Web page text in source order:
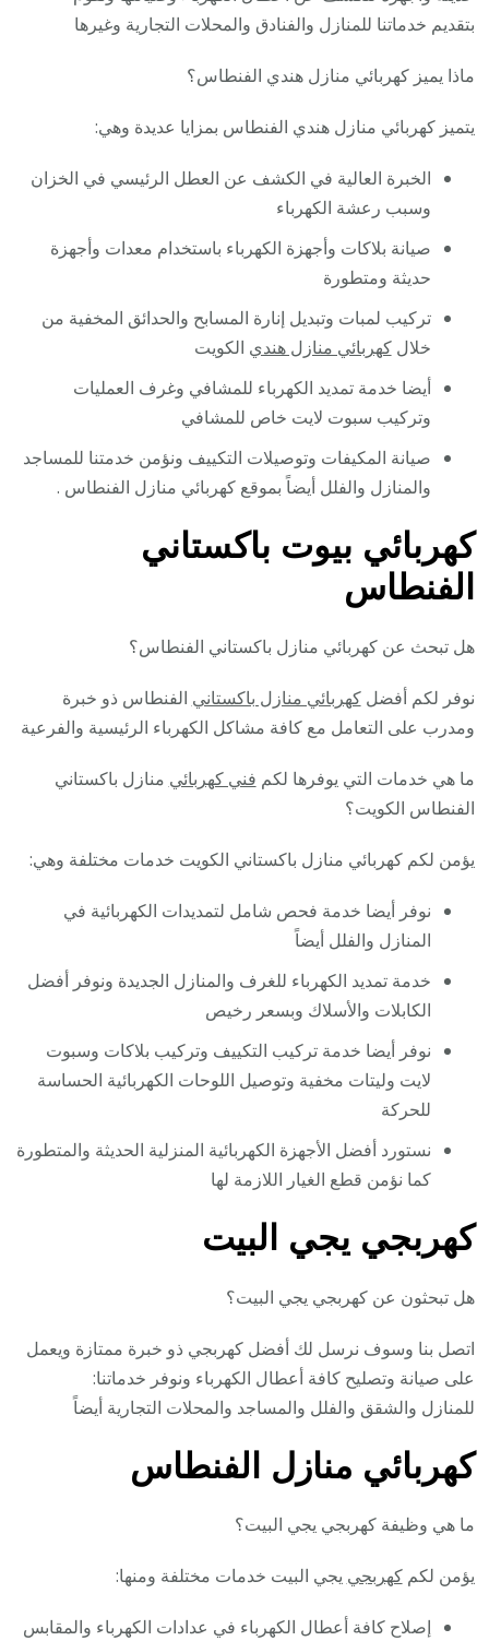
بتقديم خدماتنا للمنازل والفنادق والمحلات التجارية وغيرها
ماذا يميز كهربائي منازل هندي الفنطاس؟
يتميز كهربائي منازل هندي الفنطاس بمزايا عديدة وهي:
الخبرة العالية في الكشف عن العطل الرئيسي في الخزان
وسبب رعشة الكهرباء
صيانة بلاكات وأجهزة الكهرباء باستخدام معدات وأجهزة
حديثة ومتطورة
تركيب لمبات وتبديل إنارة المسابح والحدائق المخفية من
خلالكهربائي منازل هندي الكويت
أيضا خدمة تمديد الكهرباء للمشافي وغرف العمليات
وتركيب سبوت لايت خاص للمشافي
صيانة المكيفات وتوصيلات التكييف ونؤمن خدمتنا للمساجد
والمنازل والفلل أيضاً بموقع كهربائي منازل الفنطاس .
كهربائي بيوت باكستاني
الفنطاس
هل تبحث عن كهربائي منازل باكستاني الفنطاس؟
نوفر لكم أفضلكهربائي منازل باكستاني الفنطاس ذو خبرة
ومدرب على التعامل مع كافة مشاكل الكهرباء الرئيسية والفرعية
ما هي خدمات التي يوفرها لكم فني كهربائي منازل باكستاني
الفنطاس الكويت؟
يؤمن لكم كهربائي منازل باكستاني الكويت خدمات مختلفة وهي:
نوفر أيضا خدمة فحص شامل لتمديدات الكهربائية في
المنازل والفلل أيضاً
خدمة تمديد الكهرباء للغرف والمنازل الجديدة ونوفر أفضل
الكابلات والأسلاك وبسعر رخيص
نوفر أيضا خدمة تركيب التكييف وتركيب بلاكات وسبوت
لايت وليتات مخفية وتوصيل اللوحات الكهربائية الحساسة
للحركة
نستورد أفضل الأجهزة الكهربائية المنزلية الحديثة والمتطورة
كما نؤمن قطع الغيار اللازمة لها
كهربجي يجي البيت
هل تبحثون عن كهربجي يجي البيت؟
اتصل بنا وسوف نرسل لك أفضل كهربجي ذو خبرة ممتازة ويعمل
على صيانة وتصليح كافة أعطال الكهرباء ونوفر خدماتنا:
للمنازل والشقق والفلل والمساجد والمحلات التجارية أيضاً
كهربائي منازل الفنطاس
ما هي وظيفة كهربجي يجي البيت؟
يؤمن لكمكهربجي يجي البيت خدمات مختلفة ومنها:
إصلاح كافة أعطال الكهرباء في عدادات الكهرباء والمقابس